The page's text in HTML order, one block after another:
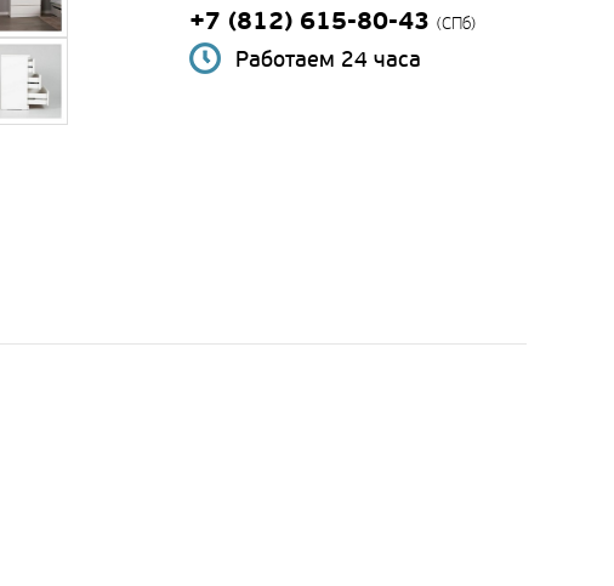
+7 (812) 615-80-43 (СПб)
Работаем 24 часа